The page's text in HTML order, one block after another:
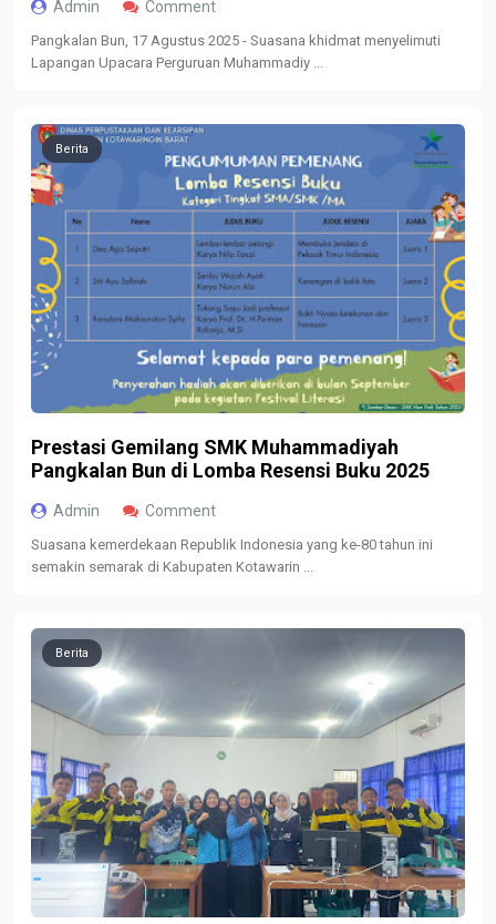
Admin Comment
Pangkalan Bun, 17 Agustus 2025 - Suasana khidmat menyelimuti
Lapangan Upacara Perguruan Muhammadiy ...
Berita
Prestasi Gemilang SMK Muhammadiyah
Pangkalan Bun di Lomba Resensi Buku 2025
Admin Comment
Suasana kemerdekaan Republik Indonesia yang ke-80 tahun ini
semakin semarak di Kabupaten Kotawarin ...
Berita